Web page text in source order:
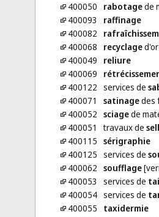
400050
rabotagede
400093
raffinage
400082
400068
recyclage
400049
reliure
400069
400122 services de
400071
satinagedes
400052 sciagede
400051
travaux de
400115 sérigraphie
400125 services de
400062 soufflage
400053
services de
400054 services de
400055
taxidermie